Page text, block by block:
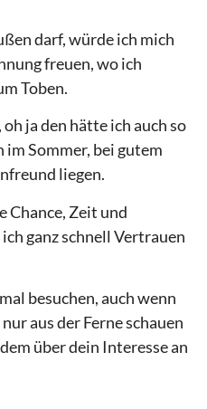
darf, würde ich mich
freuen, wo ich
Toben.
ja den hätte ich auch so
im Sommer, bei gutem
liegen.
Chance, Zeit und
ganz schnell Vertrauen
besuchen, auch wenn
aus der Ferne schauen
über dein Interesse an